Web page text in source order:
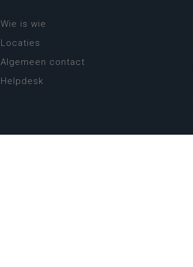
Wie is wie
Locaties
Algemeen contact
Helpdesk